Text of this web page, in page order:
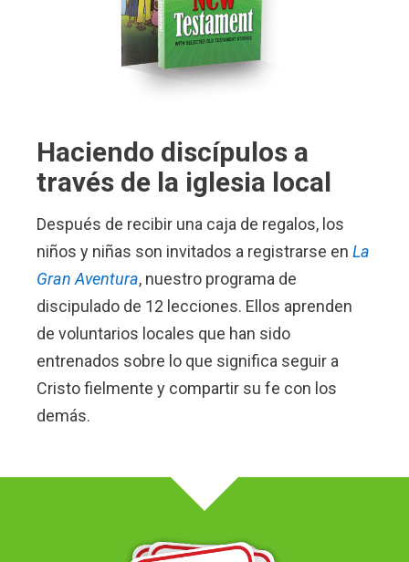
Haciendo discípulos a
través de la iglesia local
Después de recibir una caja de regalos, los
niños y niñas son invitados a registrarse en La
Gran Aventura, nuestro programa de
discipulado de 12 lecciones. Ellos aprenden
de voluntarios locales que han sido
entrenados sobre lo que significa seguir a
Cristo fielmente y compartir su fe con los
demás.